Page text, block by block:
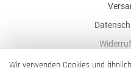
Wir verwenden Cookies und